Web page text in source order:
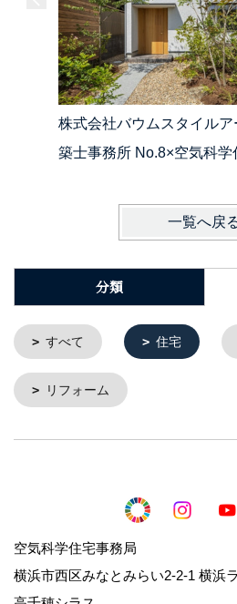
株式会社バウムスタイル
築士事務所 No.8×空気科学
一覧へ戻
分類
すべて 住宅
リフォーム
空気科学住宅事務局
横浜市西区みなとみらい2-2-1 横浜